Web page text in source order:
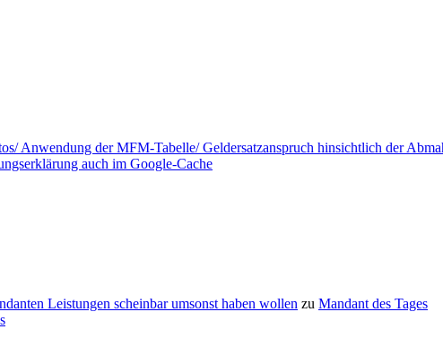
Anwendung der MFM-Tabelle/ Geldersatzanspruch hinsichtlich der
auch im Google-Cache
Leistungen scheinbar umsonst haben wollen zu Mandant des Tages